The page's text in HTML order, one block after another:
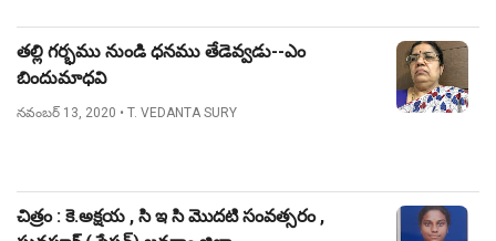
తల్లి గర్భము నుండి ధనము తేడెవ్వడు--ఎం
బిందుమాధవి
నవంబర్ 13, 2020 • T. VEDANTA SURY
చిత్రం : కె.అక్షయ , సి ఇ సి మొదటి సంవత్సరం ,